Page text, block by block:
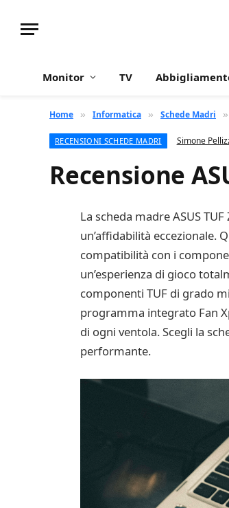
Monitor TV
Home » Informatica » Schede Madri »
RECENSIONI SCHEDE MADRI Simone
Recensione
La scheda madre ASUS
un’affidabilità eccezionale.
compatibilità con i
un’esperienza di gioco
componenti TUF di grado
programma integrato Fan
di ogni ventola. Scegli la
performante.